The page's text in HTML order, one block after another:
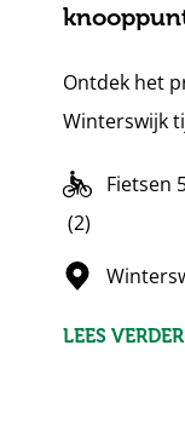
Ontdek het
Winterswijk
Fietsen
5
sterren
(2)
LEES VERDER